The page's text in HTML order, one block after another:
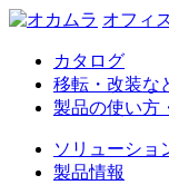
オフィ
カタログ
移転・改装な
製品の使い方
ソリューショ
製品情報